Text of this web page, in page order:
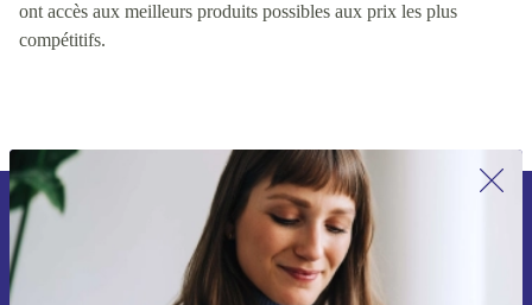
ont accès aux meilleurs produits possibles aux prix les plus
compétitifs.
Recevoir offres et infos de refurbed
par mail
Ne manquez plus aucune offre.